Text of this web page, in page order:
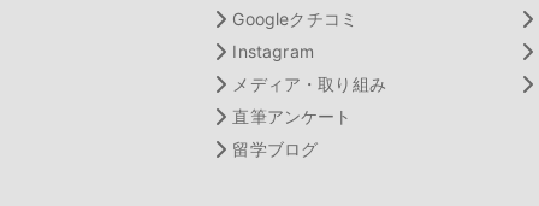
Googleクチコミ
Instagram
メディア・取り組み
直筆アンケート
留学ブログ